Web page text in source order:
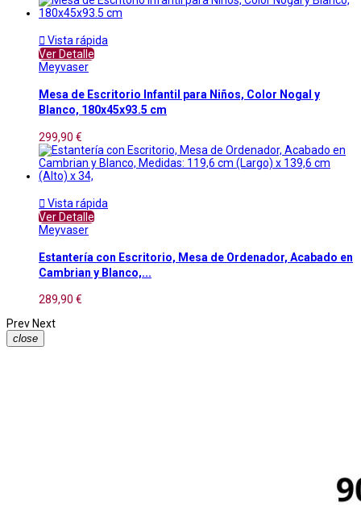
 Vista rápida
Ver Detalle
Meyvaser
Mesa de Escritorio Infantil para Niños, Color Nogal y
Blanco, 180x45x93.5 cm
299,90 €
 Vista rápida
Ver Detalle
Meyvaser
Estantería con Escritorio, Mesa de Ordenador, Acabado en
Cambrian y Blanco,...
289,90 €
Prev Next
close